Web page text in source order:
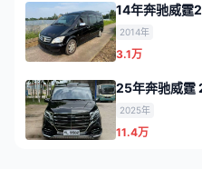
14年奔驰威霆
2014年
3.1万
25年奔驰威霆
2025年
11.4万